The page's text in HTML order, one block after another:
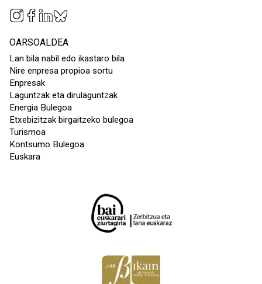
OARSOALDEA
Lan bila nabil edo ikastaro bila
Nire enpresa propioa sortu
Enpresak
Laguntzak eta dirulaguntzak
Energia Bulegoa
Etxebizitzak birgaitzeko bulegoa
Turismoa
Kontsumo Bulegoa
Euskara